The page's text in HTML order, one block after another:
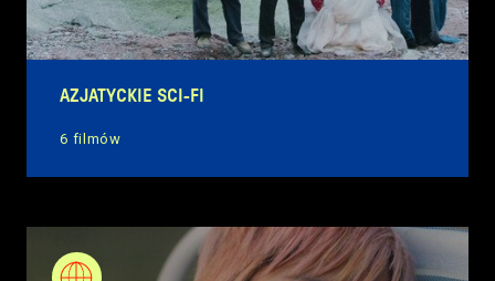
AZJATYCKIE SCI-FI
6 filmów